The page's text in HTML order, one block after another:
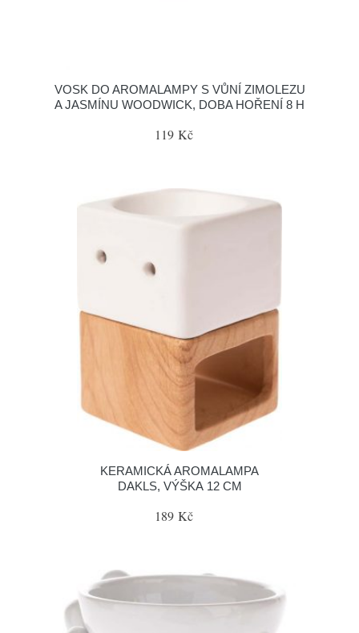
VOSK DO AROMALAMPY S VŮNÍ ZIMOLEZU
A JASMÍNU WOODWICK, DOBA HOŘENÍ 8 H
119 Kč
KERAMICKÁ AROMALAMPA
DAKLS, VÝŠKA 12 CM
189 Kč